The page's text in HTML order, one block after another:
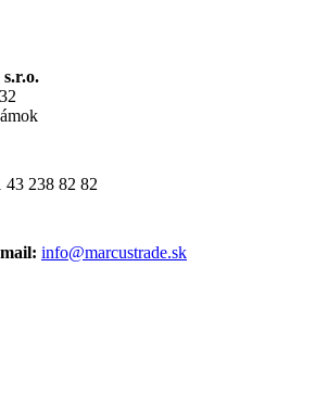
43 238 82 82
info@marcustrade.sk